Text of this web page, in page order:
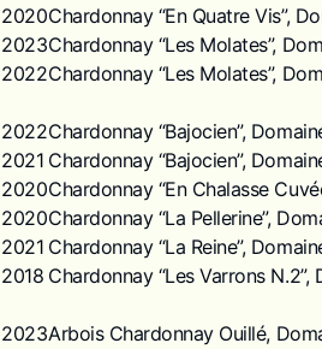
2020Chardonnay “En Quatre Vis”,
2023Chardonnay “Les Molates”,
2022Chardonnay “Les Molates”,
2022Chardonnay “Bajocien”,
2021 Chardonnay “Bajocien”,
2020Chardonnay “En Chalasse
2020Chardonnay “La Pellerine”,
2021 Chardonnay “La Reine”,
2018 Chardonnay “Les Varrons N.2”,
2023Arbois Chardonnay Ouillé,